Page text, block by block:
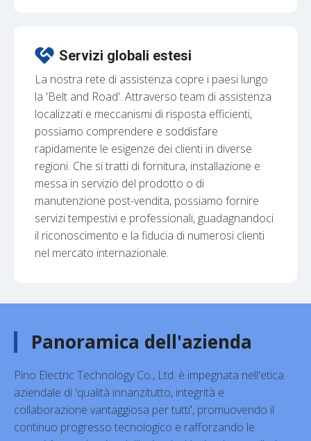
Servizi globali estesi
La nostra rete di assistenza copre i paesi lungo
la 'Belt and Road'. Attraverso team di assistenza
localizzati e meccanismi di risposta efficienti,
possiamo comprendere e soddisfare
rapidamente le esigenze dei clienti in diverse
regioni. Che si tratti di fornitura, installazione e
messa in servizio del prodotto o di
manutenzione post-vendita, possiamo fornire
servizi tempestivi e professionali, guadagnandoci
il riconoscimento e la fiducia di numerosi clienti
nel mercato internazionale.
Panoramica dell'azienda
Pino Electric Technology Co., Ltd. è impegnata nell'etica
aziendale di 'qualità innanzitutto, integrità e
collaborazione vantaggiosa per tutti', promuovendo il
continuo progresso tecnologico e rafforzando le